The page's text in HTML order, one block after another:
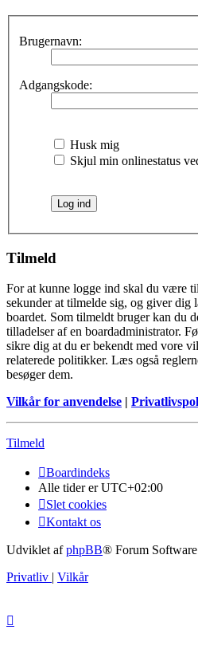
Brugernavn:
Adgangskode:
Husk mig
Skjul min onlinestatus
Tilmeld
For at kunne logge ind skal du være
sekunder at tilmelde sig, og giver dig
boardet. Som tilmeldt bruger kan du
tilladelser af en boardadministrator.
sikre dig at du er bekendt med vore
relaterede politikker. Læs også
besøger dem.
Vilkår for anvendelse |
Tilmeld
Boardindeks
Alle tider erUTC+02:00
Slet cookies
Kontakt os
Udviklet afphpBB® Forum
Privatliv | Vilkår